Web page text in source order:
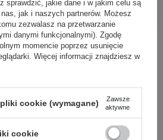
również
sprawdzić, jakie dane i w jakim celu są
jak i naszych partnerów. Możesz
zezwalasz na przetwarzanie
danymi funkcjonalnymi). Zgodę
momencie poprzez usunięcie
Więcej informacji znajdziesz w
cookie (wymagane)
Zawsze
aktywne
cookie